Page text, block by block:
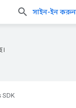
সাইন-ইন করুন
SDK